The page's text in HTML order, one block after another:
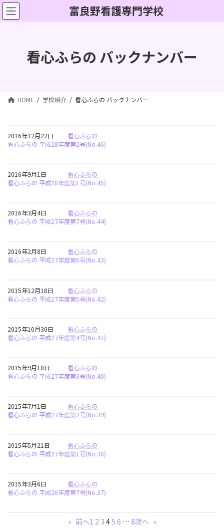
コ
ン
テ
ナ
ビ
ゲ
看心ふらの バックナンバー
HOME 学校紹介 看心ふらの バックナンバー
2016年12月22日
看心ふらの
看心ふらの 平成28年度第2号(No.46)
2016年9月1日
看心ふらの
看心ふらの 平成28年度第1号(No.45)
2016年3月4日
看心ふらの
看心ふらの 平成27年度第7号(No.44)
2016年2月8日
看心ふらの
看心ふらの 平成27年度第6号(No.43)
2015年12月18日
看心ふらの
看心ふらの 平成27年度第5号(No.42)
2015年10月30日
看心ふらの
看心ふらの 平成27年度第4号(No.41)
2015年9月10日
看心ふらの
看心ふらの 平成27年度第3号(No.40)
2015年7月1日
看心ふらの
看心ふらの 平成27年度第2号(No.39)
2015年5月21日
看心ふらの
看心ふらの 平成27年度第1号(No.38)
2015年3月6日
看心ふらの
看心ふらの 平成26年度第7号(No.37)
« 前へ1 2 3 45 6 … 8次へ »